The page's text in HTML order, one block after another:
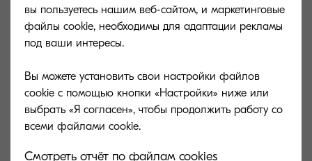
TK-8305C
Cyan toner yield 15,000 pages in
TK-8305M
вы пользуетесь нашим веб-сайтом, и маркетинговые
файлы cookie, необходимы для адаптации рекламы
под ваши интересы.
Вы можете установить свои настройки файлов
cookie с помощью кнопки «Настройки» ниже или
выбрать «Я согласен», чтобы продолжить работу со
Смотреть отчёт по файлам cookies